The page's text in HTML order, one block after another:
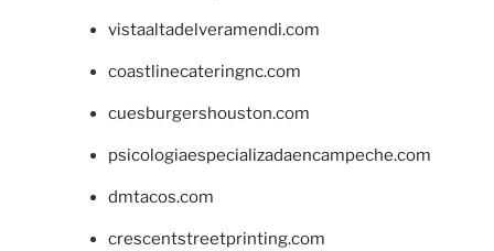
vistaaltadelveramendi.com
coastlinecateringnc.com
cuesburgershouston.com
psicologiaespecializadaencampeche.com
dmtacos.com
crescentstreetprinting.com